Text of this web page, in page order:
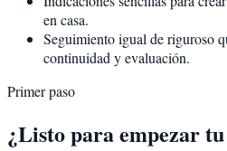
en casa.
Seguimiento igual de riguroso
continuidad y evaluación.
Primer paso
¿Listo para empezar